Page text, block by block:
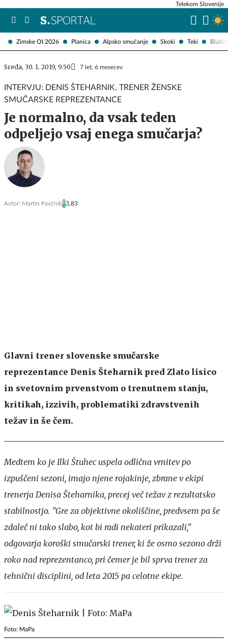
Zimske OI 2026 Planica Alpsko smučanje Skoki Teki
Telekom Slovenije
Sreda, 30. 1. 2019, 9.50 7 let, 6 mesecev
INTERVJU: DENIS ŠTEHARNIK, TRENER ŽENSKE
SMUČARSKE REPREZENTANCE
Je normalno, da vsak teden
odpeljejo vsaj enega smučarja?
Avtor: Martin Pavčnik 3,83
Glavni trener slovenske smučarske
reprezentance Denis Šteharnik pred Zlato lisico
in svetovnim prvenstvom o trenutnem stanju,
kritikah, izzivih, problematiki zdravstvenih
težav in še čem.
Medtem ko je Ilki Štuhec uspela odlična vrnitev po
izpuščeni sezoni, imajo njene rojakinje, zbrane v ekipi
trenerja Denisa Šteharnika, precej več težav z rezultatsko
stabilnostjo. "Gre za objektivne okoliščine, predvsem pa še
zdaleč ni tako slabo, kot bi radi nekateri prikazali,"
odgovarja koroški smučarski trener, ki že osmo sezono drži
roko nad reprezentanco, pri čemer je bil sprva trener za
tehnični disciplini, od leta 2015 pa celotne ekipe.
Foto: MaPa